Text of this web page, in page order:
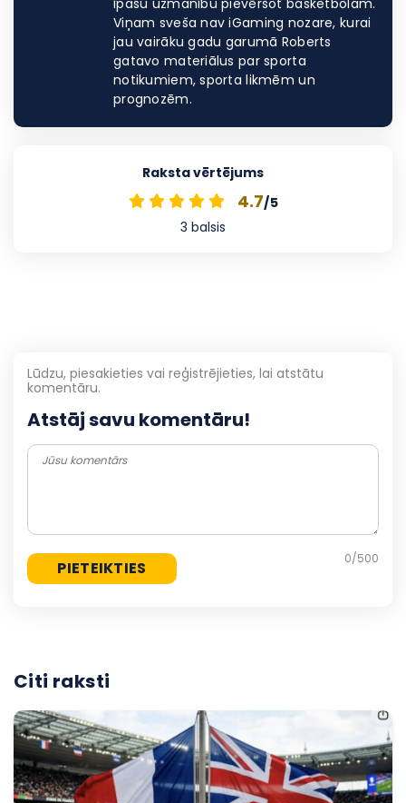
Viņam sveša nav iGaming nozare, kurai
jau vairāku gadu garumā Roberts
gatavo materiālus par sporta
notikumiem, sporta likmēm un
prognozēm.
Raksta vērtējums
4.7/5
3 balsis
Atstāj savu komentāru!
Lūdzu, piesakieties vai reģistrējieties, lai atstātu
komentāru.
0/500
Citi raksti